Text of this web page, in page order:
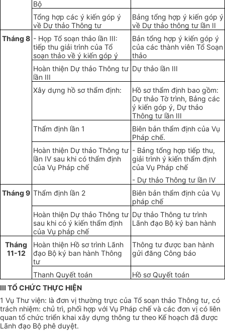
Bộ
Tổng hợp các ý kiến góp ý
về Dự thảo Thông tư
Bảng tổng hợp ý kiến góp ý
về Dự thảo thông tư lần II
Tháng 8 - Họp Tổ soạn thảo lần III:
tiếp thu giải trình của Tổ
soạn thảo về ý kiến góp ý
Bản tổng hợp ý kiến góp ý
của các thành viên Tổ Soạn
thảo
Hoàn thiện Dự thảo Thông tư
lần III
Dự thảo lần III
Xây dựng hồ sơ thẩm định:
Hồ sơ thẩm định bao gồm:
Dự thảo Tờ trình, Bảng các
ý kiến góp ý, Dự thảo
Thông tư lần III
Thẩm định lần 1
Biên bản thẩm định của Vụ
Pháp chế.
Hoàn thiện Dự thảo Thông tư
lần IV sau khi có thẩm định
của Vụ Pháp chế
- Bảng tổng hợp tiếp thu,
giải trình ý kiến thẩm định
của Vụ Pháp chế
- Dự thảo Thông tư lần IV
Tháng 9 Thẩm định lần 2
Biên bản thẩm định của Vụ
pháp chế
Hoàn thiện Dự thảo Thông tư
sau khi có ý kiến thẩm định
của Vụ pháp chế
Dự thảo Thông tư trình
Lãnh đạo Bộký ban hành
Tháng
11-12
Hoàn thiện Hồ sơ trình Lãnh
đạo Bộ ký ban hành Thông
tư
Thông tư được ban hành
gửi đăng Công báo
Thanh Quyết toán Hồsơ Quyết toán
III TỔCHỨC THỰC HIỆN
1 Vụ Thư viện: là đơn vị thường trực của Tổ soạn thảo Thông tư, có
trách nhiệm: chủ trì, phối hợp với Vụ Pháp chế và các đơn vị có liên
quan tổ chức triển khai xây dựng thông tư theo Kế hoạch đã được
Lãnh đạo Bộ phê duyệt.